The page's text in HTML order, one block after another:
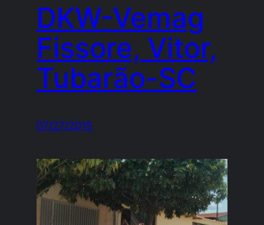
DKW-Vemag
Fissore, Vitor,
Tubarão-SC
07/27/2015